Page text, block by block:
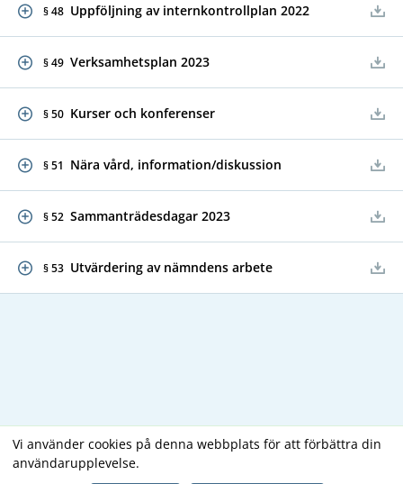
§ 48 Uppföljning av internkontrollplan 2022
§ 49 Verksamhetsplan 2023
§ 50 Kurser och konferenser
§ 51 Nära vård, information/diskussion
§ 52 Sammanträdesdagar 2023
§ 53 Utvärdering av nämndens arbete
Vi använder cookies på denna webbplats för att förbättra din
användarupplevelse.